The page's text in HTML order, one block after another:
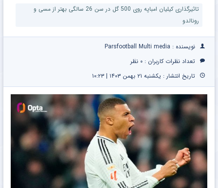
همراه
سیب
تاثیرگذاری کیلیان امباپه روی 500 گل در سن 26 سالگی بهتر از مسی و
رونالدو
نویسنده : Parsfootball Multi media
تعداد نظرات کاربران : ۰ نظر
تاریخ انتشار : یکشنبه ۲۱ بهمن ۱۴۰۳ | ۱۰:۲۳